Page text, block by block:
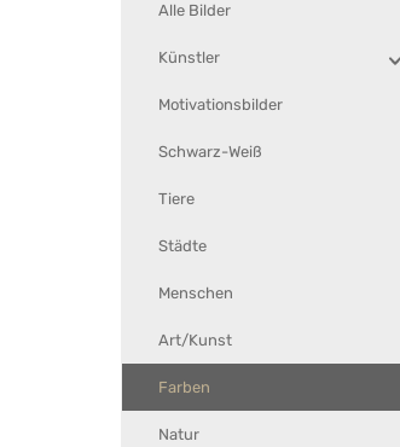
Alle Bilder
Künstler
Motivationsbilder
Schwarz-Weiß
Tiere
Städte
Menschen
Art/Kunst
Farben
Natur